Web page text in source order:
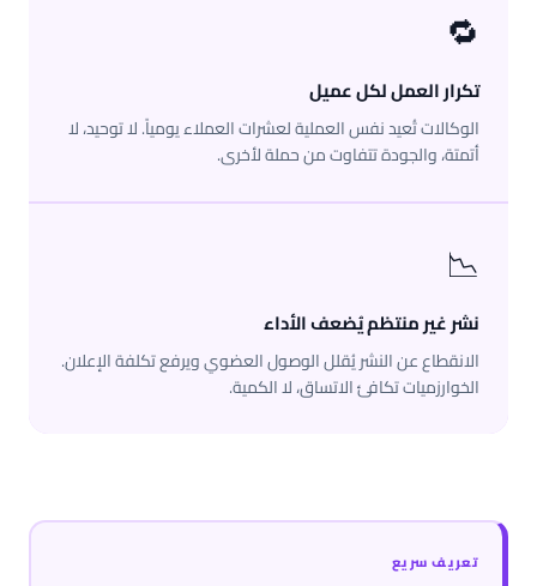
🔁
تكرار العمل لكل عميل
الوكالات تُعيد نفس العملية لعشرات العملاء يومياً. لا توحيد، لا
أتمتة، والجودة تتفاوت من حملة لأخرى.
📉
نشر غير منتظم يُضعف الأداء
الانقطاع عن النشر يُقلل الوصول العضوي ويرفع تكلفة الإعلان.
الخوارزميات تكافئ الاتساق، لا الكمية.
تعريف سريع